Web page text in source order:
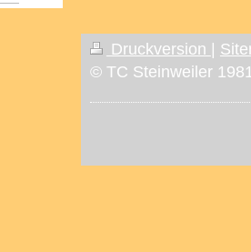
Druckversion
© TC Steinweiler